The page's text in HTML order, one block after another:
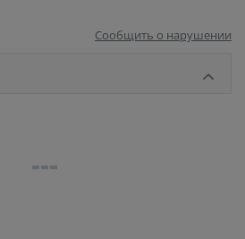
Сообщить о нарушении